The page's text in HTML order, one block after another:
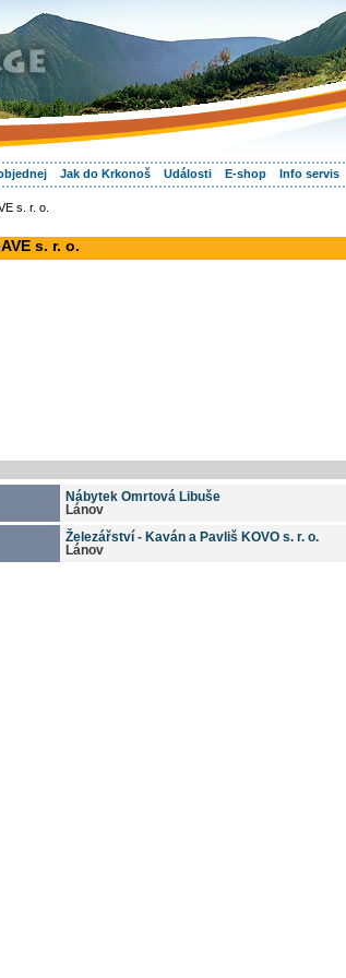
Jak do Krkonoš Události E-shop Info servis
s. r. o.
s. r. o.
Nábytek Omrtová Libuše
Lánov
Železářství - Kaván a Pavliš KOVO s. r. o.
Lánov